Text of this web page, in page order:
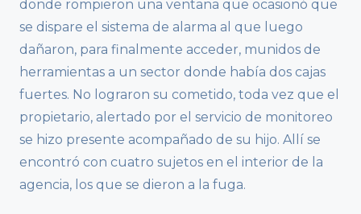
donde rompieron una ventana que ocasionó que
se dispare el sistema de alarma al que luego
dañaron, para finalmente acceder, munidos de
herramientas a un sector donde había dos cajas
fuertes. No lograron su cometido, toda vez que el
propietario, alertado por el servicio de monitoreo
se hizo presente acompañado de su hijo. Allí se
encontró con cuatro sujetos en el interior de la
agencia, los que se dieron a la fuga.